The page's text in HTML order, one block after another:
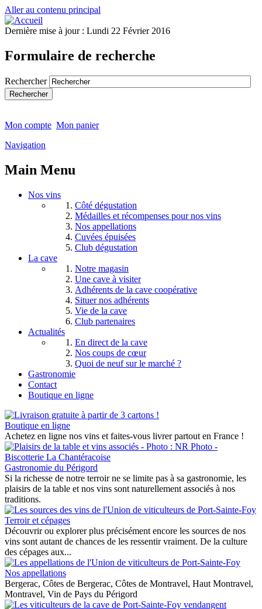
Aller au contenu principal
Dernière mise à jour : Lundi 22 Février 2016
Formulaire de recherche
Rechercher
Mon compte Mon panier
Navigation
Main Menu
Nos vins
Côté dégustation
Médailles et récompenses pour nos vins
Nos appellations
Cuvées épuisées
Club dégustation
La cave
Notre magasin
Une cave à visiter
Adhérents de la cave coopérative
Situer nos adhérents
Vie de la cave
Club partenaires
Actualités
En direct de la cave
Nos coups de cœur
Quoi de neuf sur le marché ?
Gastronomie
Contact
Boutique en ligne
Boutique en ligne
Achetez en ligne nos vins et faites-vous livrer partout en France !
Gastronomie du Périgord
Si la richesse de notre terroir ne se limite pas à sa gastronomie, les
plaisirs de la table et nos vins sont naturellement associés à nos
traditions.
Terroir et cépages
Découvrir ou explorer plus précisément encore les sources de nos
vins sont autant de chances de les ressentir vraiment. De la culture
des cépages aux...
Nos appellations
Bergerac, Côtes de Bergerac, Côtes de Montravel, Haut Montravel,
Montravel, Vin de Pays du Périgord